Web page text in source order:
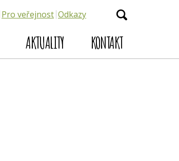
AKTUALITY KONTAKT
Pro veřejnost Odkazy